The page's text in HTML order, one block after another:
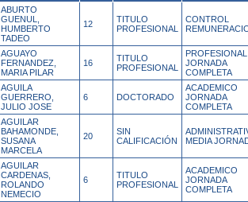
ABURTO
GUENUL,
HUMBERTO
TADEO
12
TITULO
PROFESIONAL
CONTROL
AGUAYO
FERNANDEZ,
MARIA PILAR
16
TITULO
PROFESIONAL
PROFESIONAL
JORNADA
COMPLETA
AGUILA
GUERRERO,
JULIO JOSE
6 DOCTORADO
ACADEMICO
JORNADA
COMPLETA
AGUILAR
BAHAMONDE,
SUSANA
MARCELA
20
SIN
CALIFICACIÓN
MEDIA
AGUILAR
CARDENAS,
ROLANDO
NEMECIO
6
TITULO
PROFESIONAL
ACADEMICO
JORNADA
COMPLETA